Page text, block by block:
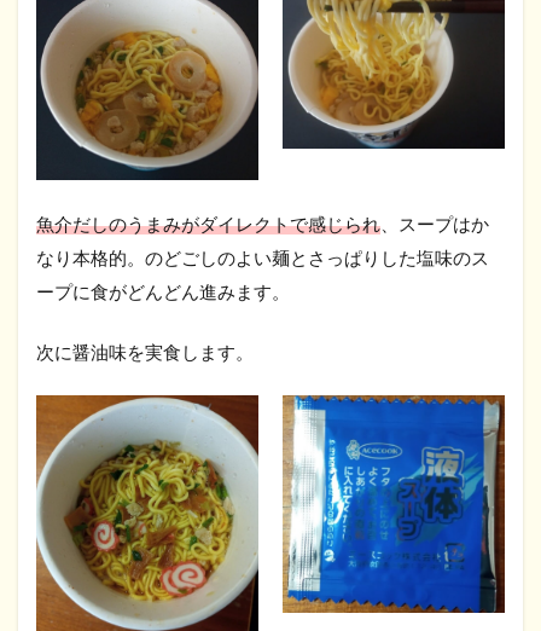
魚介だしのうまみがダイレクトで感じられ 、スープはか
なり本格的。のどごしのよい麺とさっぱりした塩味のス
ープに食がどんどん進みます。
次に醤油味を実食します。